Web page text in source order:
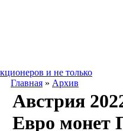
Главная » Архив
Австрия
Евро монет